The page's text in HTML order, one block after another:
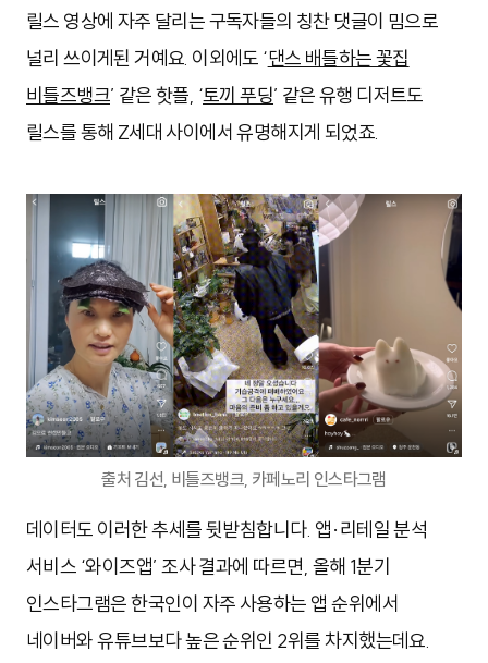
릴스 영상에 자주 달리는 구독자들의 칭찬 댓글이 밈으로
널리 쓰이게된 거예요. 이외에도 ‘댄스 배틀하는 꽃집
비틀즈뱅크’ 같은 핫플, ‘토끼 푸딩’ 같은 유행 디저트도
릴스를 통해 Z세대 사이에서 유명해지게 되었죠.
출처 김선, 비틀즈뱅크, 카페노리 인스타그램
데이터도 이러한 추세를 뒷받침합니다. 앱·리테일 분석
서비스 ‘와이즈앱’ 조사 결과에 따르면, 올해 1분기
인스타그램은 한국인이 자주 사용하는 앱 순위에서
네이버와 유튜브보다 높은 순위인 2위를 차지했는데요.